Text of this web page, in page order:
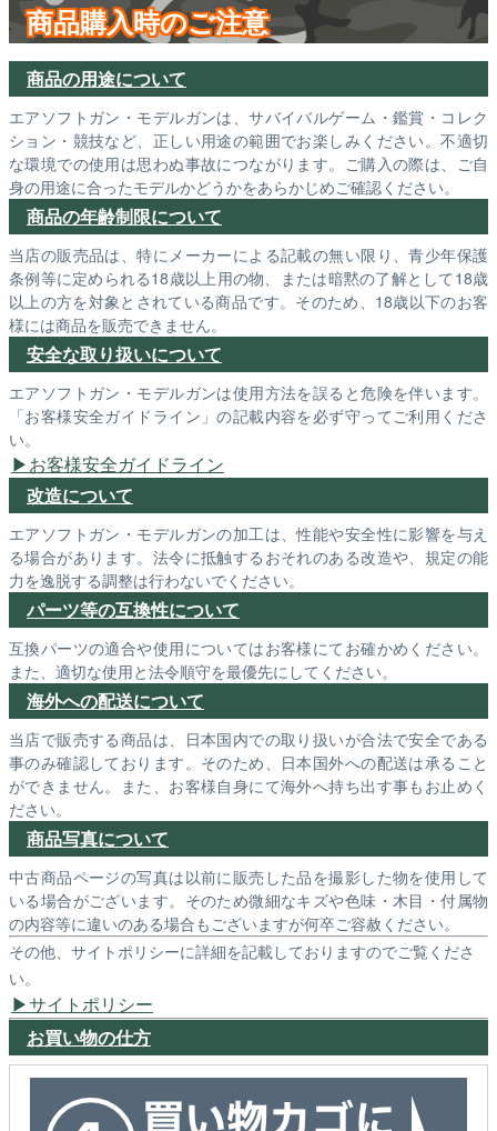
商品購入時のご注意
商品の用途について
エアソフトガン・モデルガンは、サバイバルゲーム・鑑賞・コレク
ション・競技など、正しい用途の範囲でお楽しみください。不適切
な環境での使用は思わぬ事故につながります。ご購入の際は、ご自
身の用途に合ったモデルかどうかをあらかじめご確認ください。
商品の年齢制限について
当店の販売品は、特にメーカーによる記載の無い限り、青少年保護
条例等に定められる18歳以上用の物、または暗黙の了解として18歳
以上の方を対象とされている商品です。そのため、18歳以下のお客
様には商品を販売できません。
安全な取り扱いについて
エアソフトガン・モデルガンは使用方法を誤ると危険を伴います。
「お客様安全ガイドライン」の記載内容を必ず守ってご利用くださ
い。
お客様安全ガイドライン
改造について
エアソフトガン・モデルガンの加工は、性能や安全性に影響を与え
る場合があります。法令に抵触するおそれのある改造や、規定の能
力を逸脱する調整は行わないでください。
パーツ等の互換性について
互換パーツの適合や使用についてはお客様にてお確かめください。
また、適切な使用と法令順守を最優先にしてください。
海外への配送について
当店で販売する商品は、日本国内での取り扱いが合法で安全である
事のみ確認しております。そのため、日本国外への配送は承ること
ができません。また、お客様自身にて海外へ持ち出す事もお止めく
ださい。
商品写真について
中古商品ページの写真は以前に販売した品を撮影した物を使用して
いる場合がございます。そのため微細なキズや色味・木目・付属物
の内容等に違いのある場合もございますが何卒ご容赦ください。
その他、サイトポリシーに詳細を記載しておりますのでご覧くださ
い。
サイトポリシー
お買い物の仕方